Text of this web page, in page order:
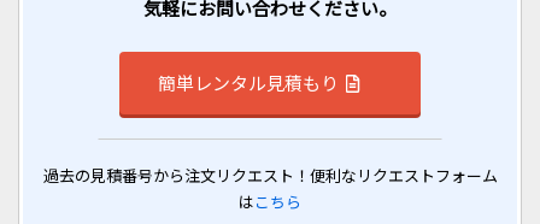
気軽にお問い合わせください。
簡単レンタル見積もり
過去の見積番号から注文リクエスト！便利なリクエストフォーム
はこちら